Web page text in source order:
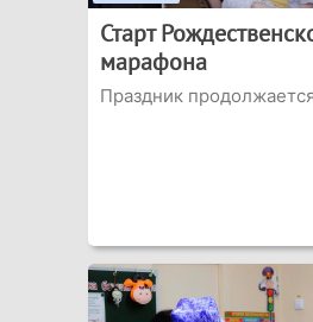
Старт
марафона
Праздник